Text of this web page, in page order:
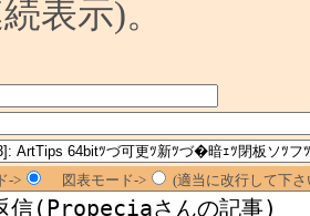
表示)。
->
図表モード-> (適当に改行して下